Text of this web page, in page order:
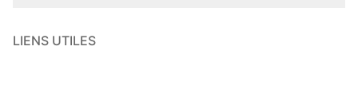
LIENS UTILES